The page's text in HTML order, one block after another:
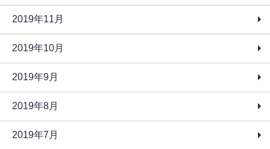
2019年11月
2019年10月
2019年9月
2019年8月
2019年7月